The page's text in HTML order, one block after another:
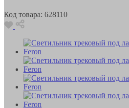
Код товара: 628110